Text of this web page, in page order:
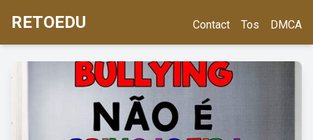
RETOEDU Contact Tos DMCA